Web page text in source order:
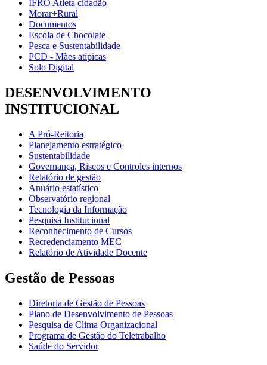
IFRO Atleta cidadão
Morar+Rural
Documentos
Escola de Chocolate
Pesca e Sustentabilidade
PCD - Mães atípicas
Solo Digital
DESENVOLVIMENTO
INSTITUCIONAL
A Pró-Reitoria
Planejamento estratégico
Sustentabilidade
Governança, Riscos e Controles internos
Relatório de gestão
Anuário estatístico
Observatório regional
Tecnologia da Informação
Pesquisa Institucional
Reconhecimento de Cursos
Recredenciamento MEC
Relatório de Atividade Docente
Gestão de Pessoas
Diretoria de Gestão de Pessoas
Plano de Desenvolvimento de Pessoas
Pesquisa de Clima Organizacional
Programa de Gestão do Teletrabalho
Saúde do Servidor